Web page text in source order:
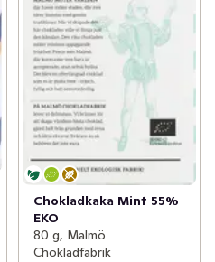
Chokladkaka Mint 55%
EKO
80 g, Malmö
Chokladfabrik